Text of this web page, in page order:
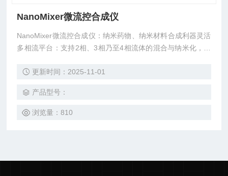
NanoMixer微流控合成仪
NanoMixer微流控合成仪：纳米药物、纳米材料合成利器灵活
多相流平台：支持2相、3相乃至4相流体的混合与纳米化，拓
菌，兼容苛刻溶剂，为GMP而生。
更新时间：2025-11-01
产品型号：
浏览量：810